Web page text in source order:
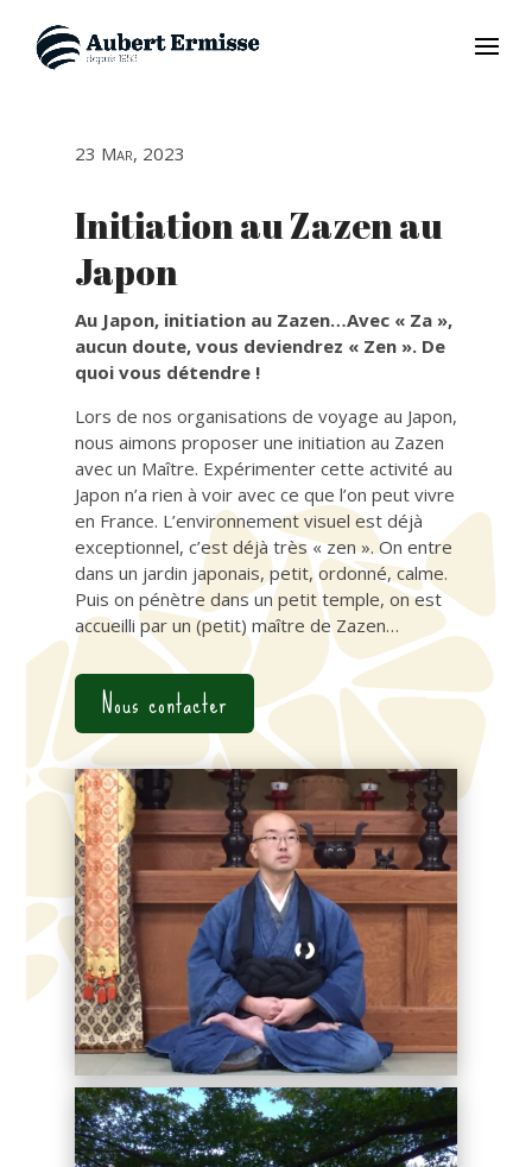
23 Mar, 2023
Initiation au Zazen au
Japon
Au Japon, initiation au Zazen…Avec « Za »,
aucun doute, vous deviendrez « Zen ». De
quoi vous détendre !
Lors de nos organisations de voyage au Japon,
nous aimons proposer une initiation au Zazen
avec un Maître. Expérimenter cette activité au
Japon n’a rien à voir avec ce que l’on peut vivre
en France. L’environnement visuel est déjà
exceptionnel, c’est déjà très « zen ». On entre
dans un jardin japonais, petit, ordonné, calme.
Puis on pénètre dans un petit temple, on est
accueilli par un (petit) maître de Zazen…
Nous contacter